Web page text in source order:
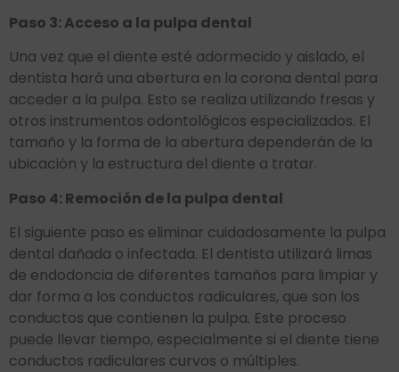
Paso 3: Acceso a la pulpa dental
Una vez que el diente esté adormecido y aislado, el
dentista hará una abertura en la corona dental para
acceder a la pulpa. Esto se realiza utilizando fresas y
otros instrumentos odontológicos especializados. El
tamaño y la forma de la abertura dependerán de la
ubicación y la estructura del diente a tratar.
Paso 4: Remoción de la pulpa dental
El siguiente paso es eliminar cuidadosamente la pulpa
dental dañada o infectada. El dentista utilizará limas
de endodoncia de diferentes tamaños para limpiar y
dar forma a los conductos radiculares, que son los
conductos que contienen la pulpa. Este proceso
puede llevar tiempo, especialmente si el diente tiene
conductos radiculares curvos o múltiples.